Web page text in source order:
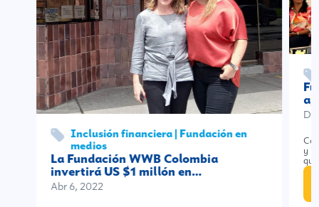
Inclusión financiera | Fundación en
medios
La Fundación WWB Colombia
invertirá US $1 millón en…
Abr 6, 2022
y